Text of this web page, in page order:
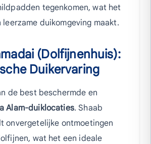
tegenkomen, wat het
leerzame duikomgeving maakt.
(Dolfijnenhuis):
Duikervaring
de best beschermde en
Alam-duiklocaties. Shaab
onvergetelijke ontmoetingen
wat het een ideale